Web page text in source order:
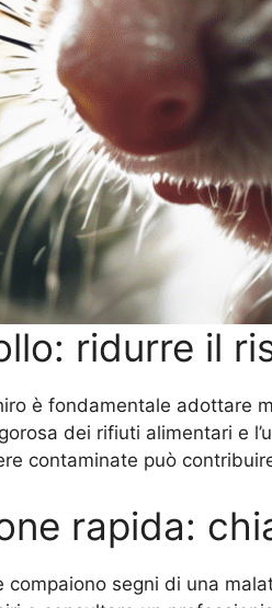
ridurre il
è fondamentale adottare
dei rifiuti alimentari e
contaminate può
rapida:
compaiono segni di una